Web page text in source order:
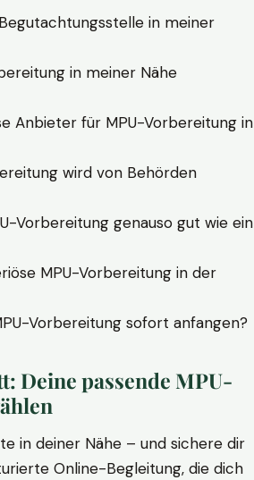
in meiner
in meiner Nähe
Anbieter für MPU-Vorbereitung in
wird von Behörden
Vorbereitung genauso gut wie ein
MPU-Vorbereitung in der
Vorbereitung sofort anfangen?
Deine passende MPU-
in deiner Nähe – und sichere dir
Online-Begleitung, die dich